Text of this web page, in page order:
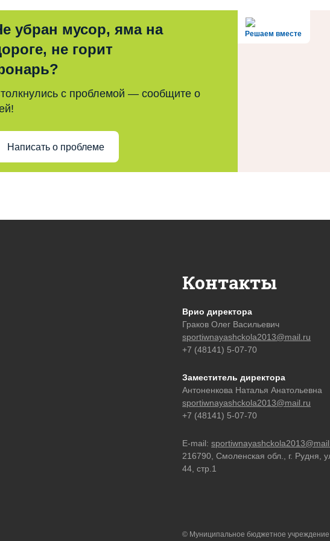
Решаем вместе
убран мусор, яма на
не горит
с проблемой — сообщите о
Написать о проблеме
Контакты
Врио директора
Граков Олег Васильевич
sportiwnayashckola2013@mail.ru
+7 (48141) 5-07-70
Заместитель директора
Антоненкова Наталья Анатольевна
sportiwnayashckola2013@mail.ru
+7 (48141) 5-07-70
E-mail:
216790, Смоленская обл., г. Рудня,
44, стр.1
© Муниципальное бюджетное